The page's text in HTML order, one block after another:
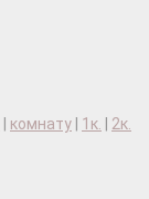
комнату 1к.
2к.